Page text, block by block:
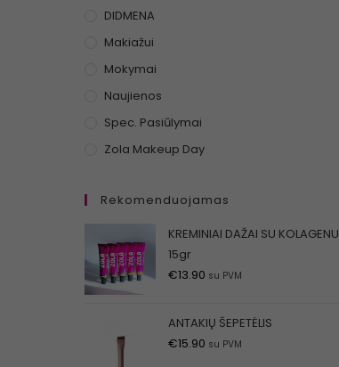
DIDMENA
Makiažui
Mokymai
Naujienos
Spec. Pasiūlymai
Zola Makeup Day
Rekomenduojamas
KREMINIAI DAŽAI SU KOLAGENU
15gr
€13.90 su PVM
ANTAKIŲ ŠEPETĖLIS
€15.90 su PVM